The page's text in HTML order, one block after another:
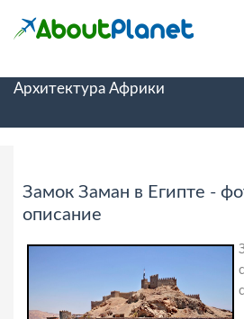
Архитектура Африки
Замок Заман в Египте -
описание